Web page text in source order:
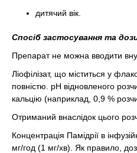
дитячий вік.
Спосіб застосування та
Препарат не можна вводити
Ліофілізат, що міститься у
повністю. рН відновленого
кальцію (наприклад, 0,9 %
Отриманий внаслідок цього
Концентрація Памідрії в
мг/год (1 мг/хв). Як правило,